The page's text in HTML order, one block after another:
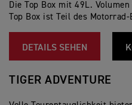
Die Top Box mit 49L.
Top Box ist Teil des
DETAILS SEHEN
TIGER ADVENTURE